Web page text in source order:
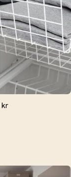
kr